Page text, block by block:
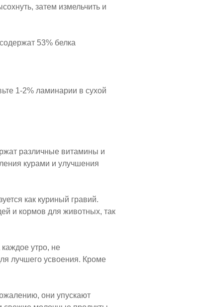
затем измельчить и
53% белка
1-2% ламинарии в сухой
различные витамины и
курами и улучшения
как куриный гравий.
и кормов для животных, так
утро, не
лучшего усвоения. Кроме
они упускают